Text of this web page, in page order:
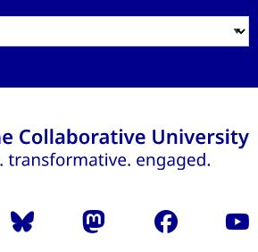
Bluesky Mastodon Facebook